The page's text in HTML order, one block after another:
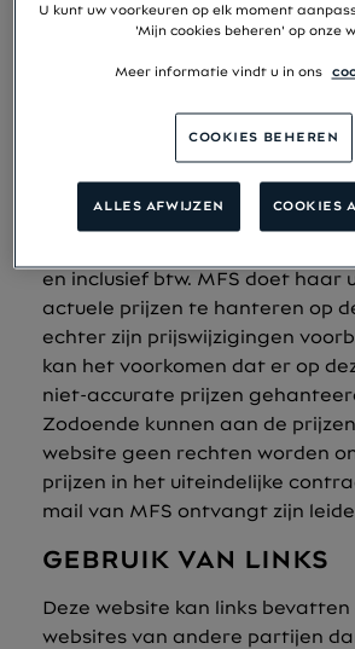
schrijffouten, onvolledigheid
op de website, virussen op de
niet correct functioneren van de
termijnen gedurende de looptijd
worden aan de op dat moment
zijnde motorrijtuigenbelasting.
en inclusief btw. MFS doet haar
actuele prijzen te hanteren op
echter zijn prijswijzigingen
kan het voorkomen dat er op
niet-accurate prijzen
Zodoende kunnen aan de
website geen rechten worden
prijzen in het uiteindelijke
mail van MFS ontvangt zijn
GEBRUIK VAN LINKS
Deze website kan links
websites van andere partijen
U kunt uw voorkeuren op elk moment
'Mijn cookies beheren' op onze
Meer informatie vindt u in ons
COOKIES BEHEREN
ALLES AFWIJZEN COOKIES